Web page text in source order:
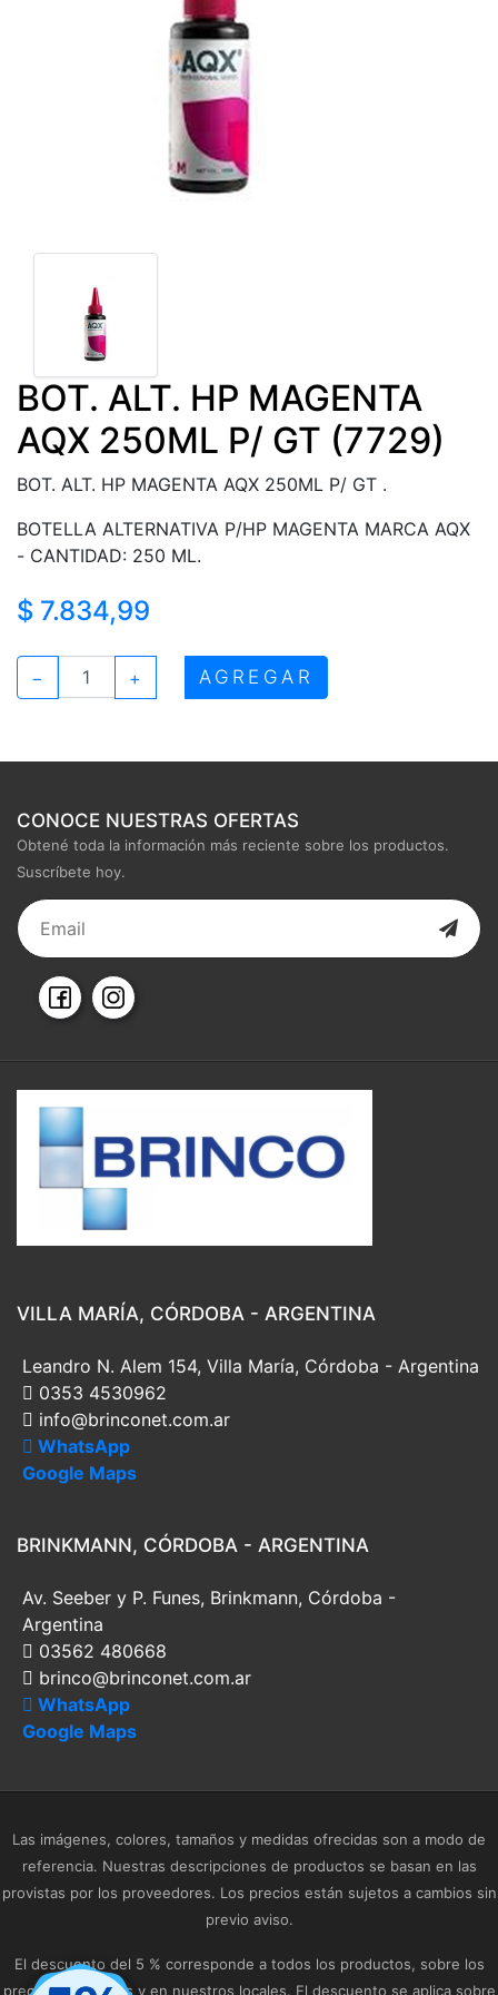
BOT. ALT. HP MAGENTA
AQX 250ML P/ GT (7729)
BOT. ALT. HP MAGENTA AQX 250ML P/ GT .
BOTELLA ALTERNATIVA P/HP MAGENTA MARCA AQX
- CANTIDAD: 250 ML.
$ 7.834,99
− + AGREGAR
CONOCE NUESTRAS OFERTAS
Obtené toda la información más reciente sobre los productos.
Suscríbete hoy.
VILLA MARÍA, CÓRDOBA - ARGENTINA
Leandro N. Alem 154, Villa María, Córdoba - Argentina
0353 4530962
info@brinconet.com.ar
WhatsApp
Google Maps
BRINKMANN, CÓRDOBA - ARGENTINA
Av. Seeber y P. Funes, Brinkmann, Córdoba -
Argentina
03562 480668
brinco@brinconet.com.ar
WhatsApp
Google Maps
Las imágenes, colores, tamaños y medidas ofrecidas son a modo de
referencia. Nuestras descripciones de productos se basan en las
provistas por los proveedores. Los precios están sujetos a cambios sin
previo aviso.
El descuento del 5 % corresponde a todos los productos, sobre los
precios publicados y en nuestros locales. El descuento se aplica sobre